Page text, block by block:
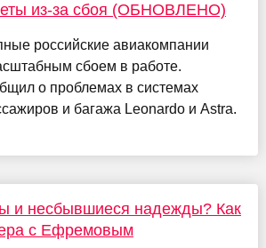
из-за сбоя (ОБНОВЛЕНО)
российские авиакомпании
сбоем в работе.
о проблемах в системах
и багажа Leonardo и Astra.
и несбывшиеся надежды? Как
с Ефремовым